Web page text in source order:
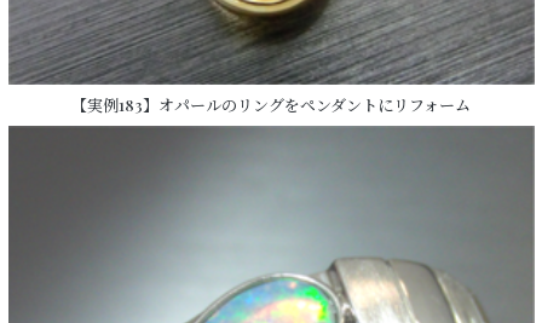
【実例183】オパールのリングをペンダントにリフォーム